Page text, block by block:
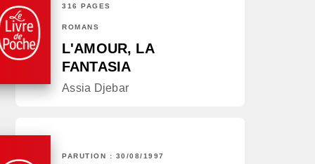
316 PAGES
ROMANS
L'AMOUR, LA
FANTASIA
Assia Djebar
PARUTION : 30/08/1997